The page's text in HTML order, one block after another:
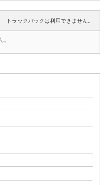
トラックバックは利用できません。